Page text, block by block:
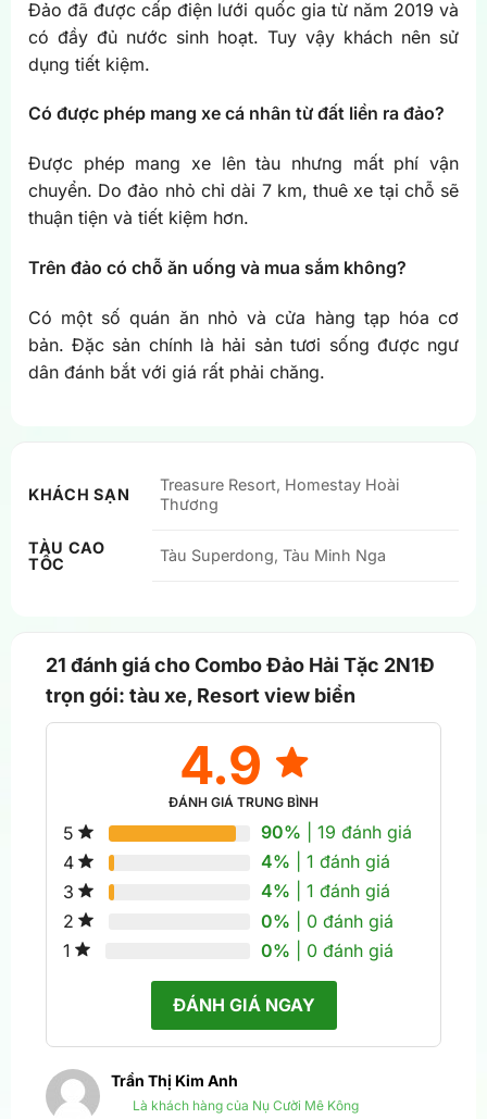
Đảo đã được cấp điện lưới quốc gia từ năm 2019 và
có đầy đủ nước sinh hoạt. Tuy vậy khách nên sử
dụng tiết kiệm.
Có được phép mang xe cá nhân từ đất liền ra đảo?
Được phép mang xe lên tàu nhưng mất phí vận
chuyển. Do đảo nhỏ chỉ dài 7 km, thuê xe tại chỗ sẽ
thuận tiện và tiết kiệm hơn.
Trên đảo có chỗ ăn uống và mua sắm không?
Có một số quán ăn nhỏ và cửa hàng tạp hóa cơ
bản. Đặc sản chính là hải sản tươi sống được ngư
dân đánh bắt với giá rất phải chăng.
KHÁCH SẠN
Treasure Resort, Homestay Hoài
Thương
TÀU CAO
TỐC
Tàu Superdong, Tàu Minh Nga
21 đánh giá choCombo Đảo Hải Tặc 2N1Đ
trọn gói: tàu xe, Resort view biển
4.9
ĐÁNH GIÁ TRUNG BÌNH
5 90% | 19 đánh giá
4
4% | 1 đánh giá
3
4% | 1 đánh giá
2
0% | 0 đánh giá
1
0% | 0 đánh giá
ĐÁNH GIÁ NGAY
Trần Thị Kim Anh
Là khách hàng của Nụ Cười Mê Kông